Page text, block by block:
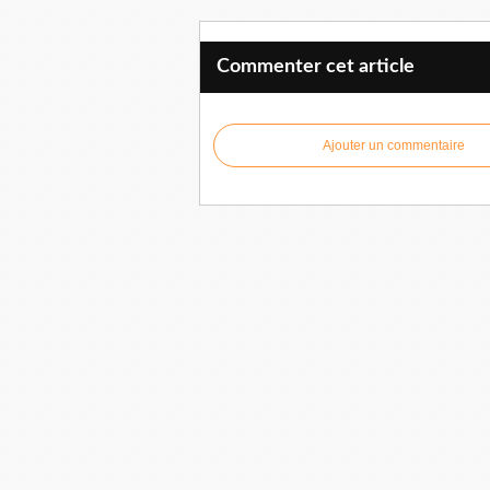
Commenter cet article
Ajouter un commentaire